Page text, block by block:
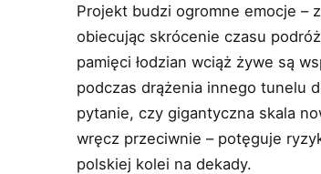
Projekt budzi ogromne emocje –
obiecując skrócenie czasu
pamięci łodzian wciąż żywe są
podczas drążenia innego tunelu
pytanie, czy gigantyczna skala
wręcz przeciwnie – potęguje
polskiej kolei na dekady.